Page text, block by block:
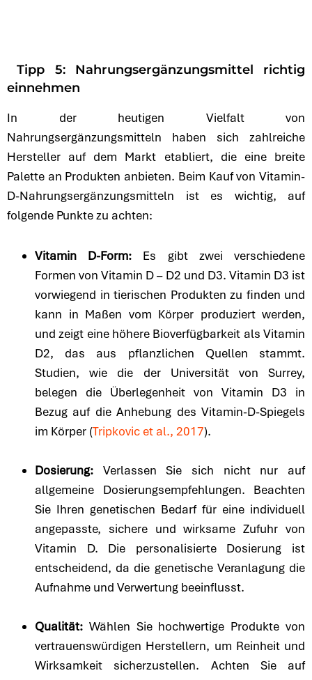
Tipp 5: Nahrungsergänzungsmittel richtig
einnehmen
In der heutigen Vielfalt von
Nahrungsergänzungsmitteln haben sich zahlreiche
Hersteller auf dem Markt etabliert, die eine breite
Palette an Produkten anbieten. Beim Kauf von Vitamin-
D-Nahrungsergänzungsmitteln ist es wichtig, auf
folgende Punkte zu achten:
Vitamin D-Form: Es gibt zwei verschiedene
Formen von Vitamin D – D2 und D3. Vitamin D3 ist
vorwiegend in tierischen Produkten zu finden und
kann in Maßen vom Körper produziert werden,
und zeigt eine höhere Bioverfügbarkeit als Vitamin
D2, das aus pflanzlichen Quellen stammt.
Studien, wie die der Universität von Surrey,
belegen die Überlegenheit von Vitamin D3 in
Bezug auf die Anhebung des Vitamin-D-Spiegels
im Körper (Tripkovic et al., 2017).
Dosierung: Verlassen Sie sich nicht nur auf
allgemeine Dosierungsempfehlungen. Beachten
Sie Ihren genetischen Bedarf für eine individuell
angepasste, sichere und wirksame Zufuhr von
Vitamin D. Die personalisierte Dosierung ist
entscheidend, da die genetische Veranlagung die
Aufnahme und Verwertung beeinflusst.
Qualität: Wählen Sie hochwertige Produkte von
vertrauenswürdigen Herstellern, um Reinheit und
Wirksamkeit sicherzustellen. Achten Sie auf